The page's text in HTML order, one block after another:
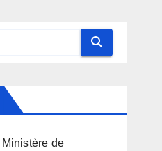
Ministère de